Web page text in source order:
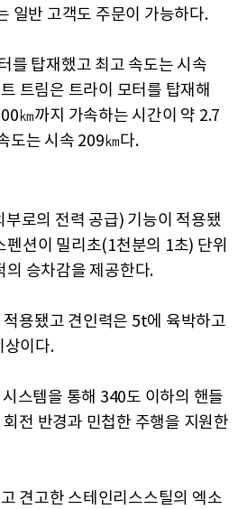
일반 고객도 주문이 가능하다.
를 탑재했고 최고 속도는 시속
트림은 트라이 모터를 탑재해
㎞까지 가속하는 시간이 약 2.7
도는 시속 209㎞다.
로의 전력 공급) 기능이 적용됐
펜션이 밀리초(1천분의 1초) 단위
의 승차감을 제공한다.
용됐고 견인력은 5t에 육박하고
상이다.
시스템을 통해 340도 이하의 핸들
전 반경과 민첩한 주행을 지원한
견고한 스테인리스스틸의 엑소